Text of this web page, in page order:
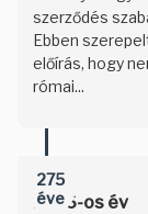
szerződés
Ebben
előírás, hogy
római...
275
éve
1746-os év